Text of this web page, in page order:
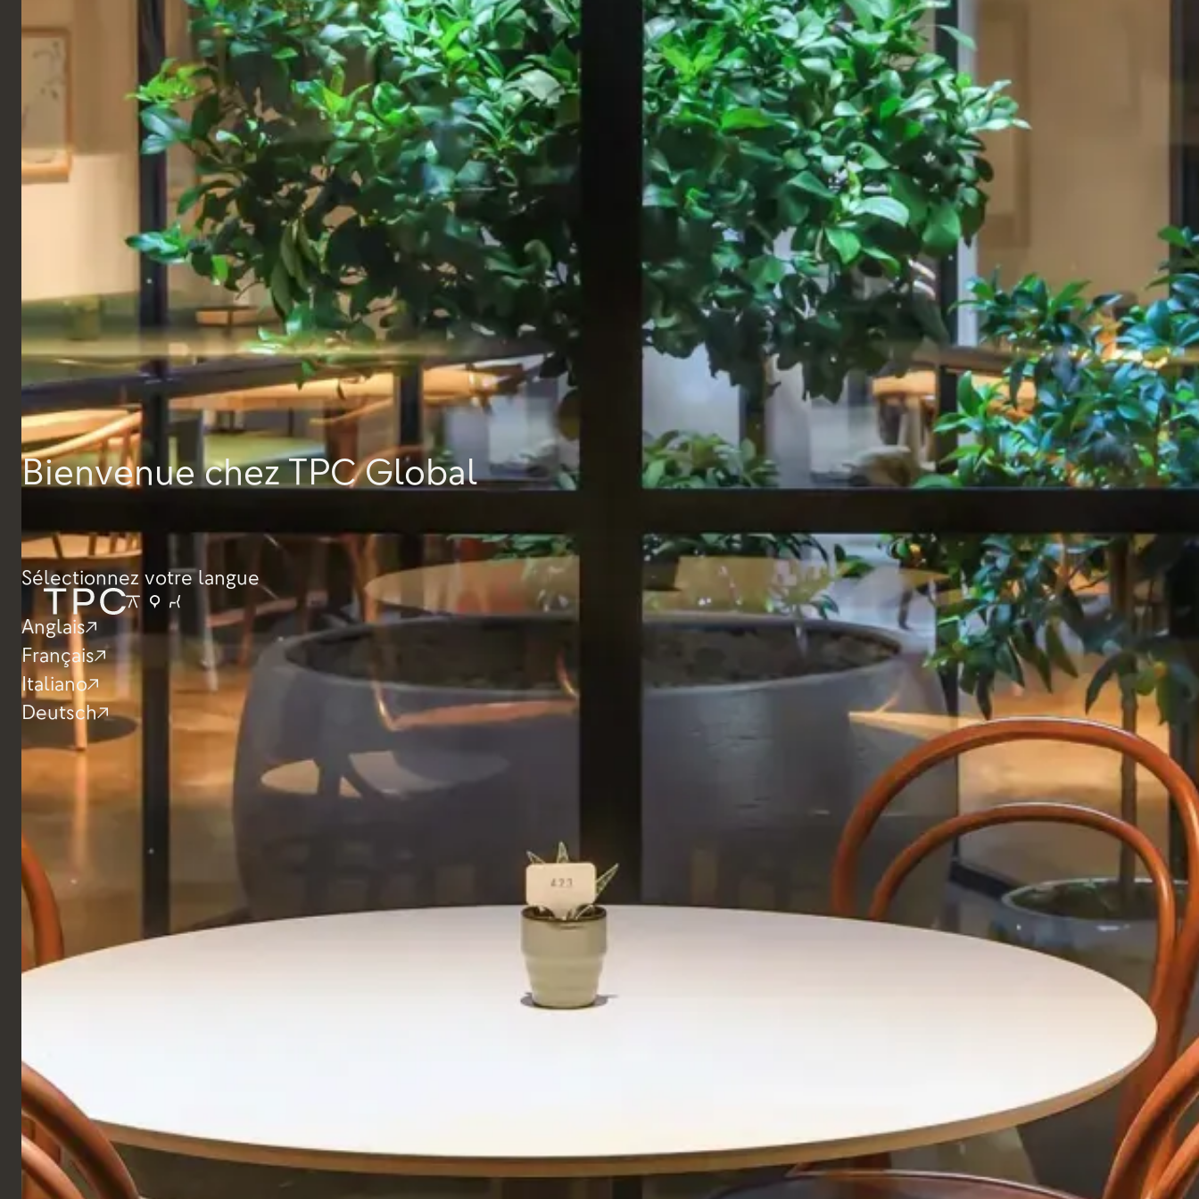
Bienvenue chez TPC Global
Sélectionnez votre langue
Anglais
Français
Italiano
Deutsch
environnement très fréquenté et très animé.
Développé en étroite collaboration avec l'équipe
du projet, le travail s'est concentré sur la fourniture
de solutions pratiques et durables parfaitement
intégrées au design architectural global. Tous les
éléments sur mesure ont été conçus pour une
utilisation à long terme, répondant aux exigences du
secteur contractuel en matière de qualité, de
fiabilité et d'intégration dans l'espace.
Chaises
Chaise Clover